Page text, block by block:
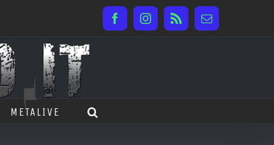
FacebookInstagram
Rss Email
METALIVE